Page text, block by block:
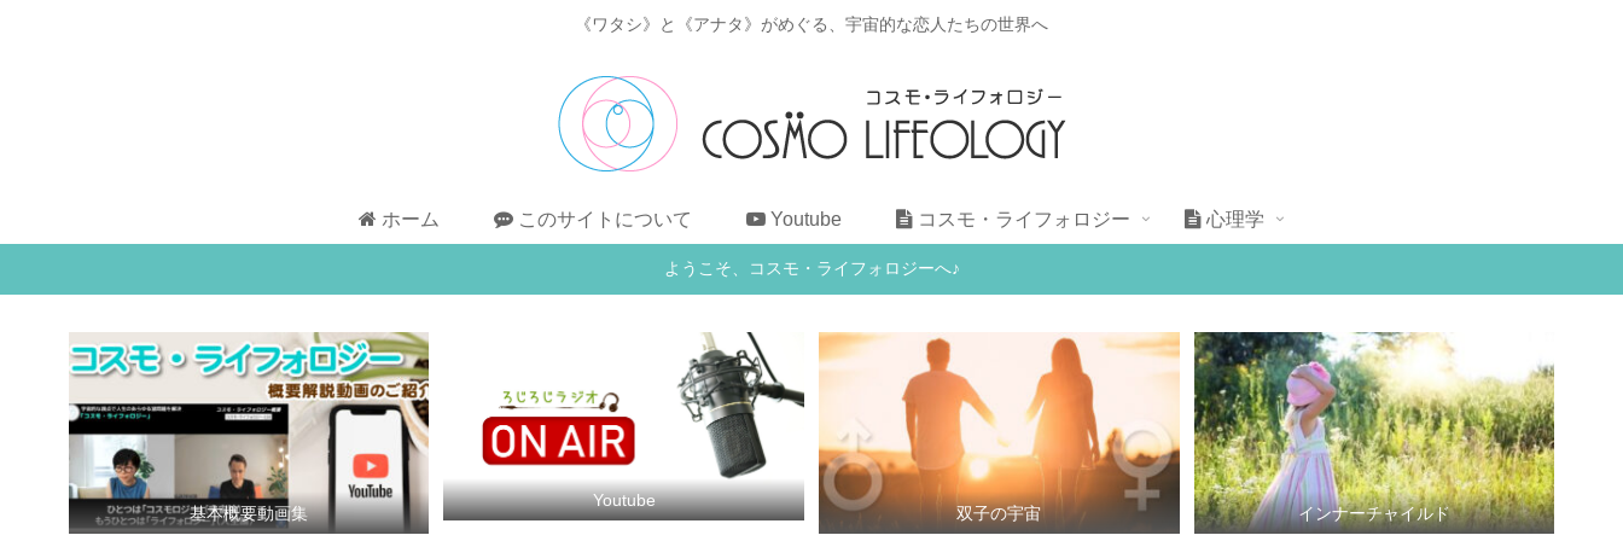
《ワタシ》と《アナタ》がめぐる、宇宙的な恋人たちの世界へ
ホーム このサイトについて Youtube コスモ・ライフォロジー 心理学
ようこそ、コスモ・ライフォロジーへ♪
基本概要動画集
Youtube
双子の宇宙 インナーチャイルド